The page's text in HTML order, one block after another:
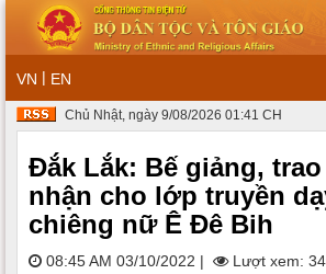
VN | EN
Chủ Nhật, ngày 9/08/2026 01:41 CH
Đắk Lắk: Bế giảng,
nhận cho lớp truyền
chiêng nữ Ê Đê Bih
08:45 AM 03/10/2022 | Lượt xem: